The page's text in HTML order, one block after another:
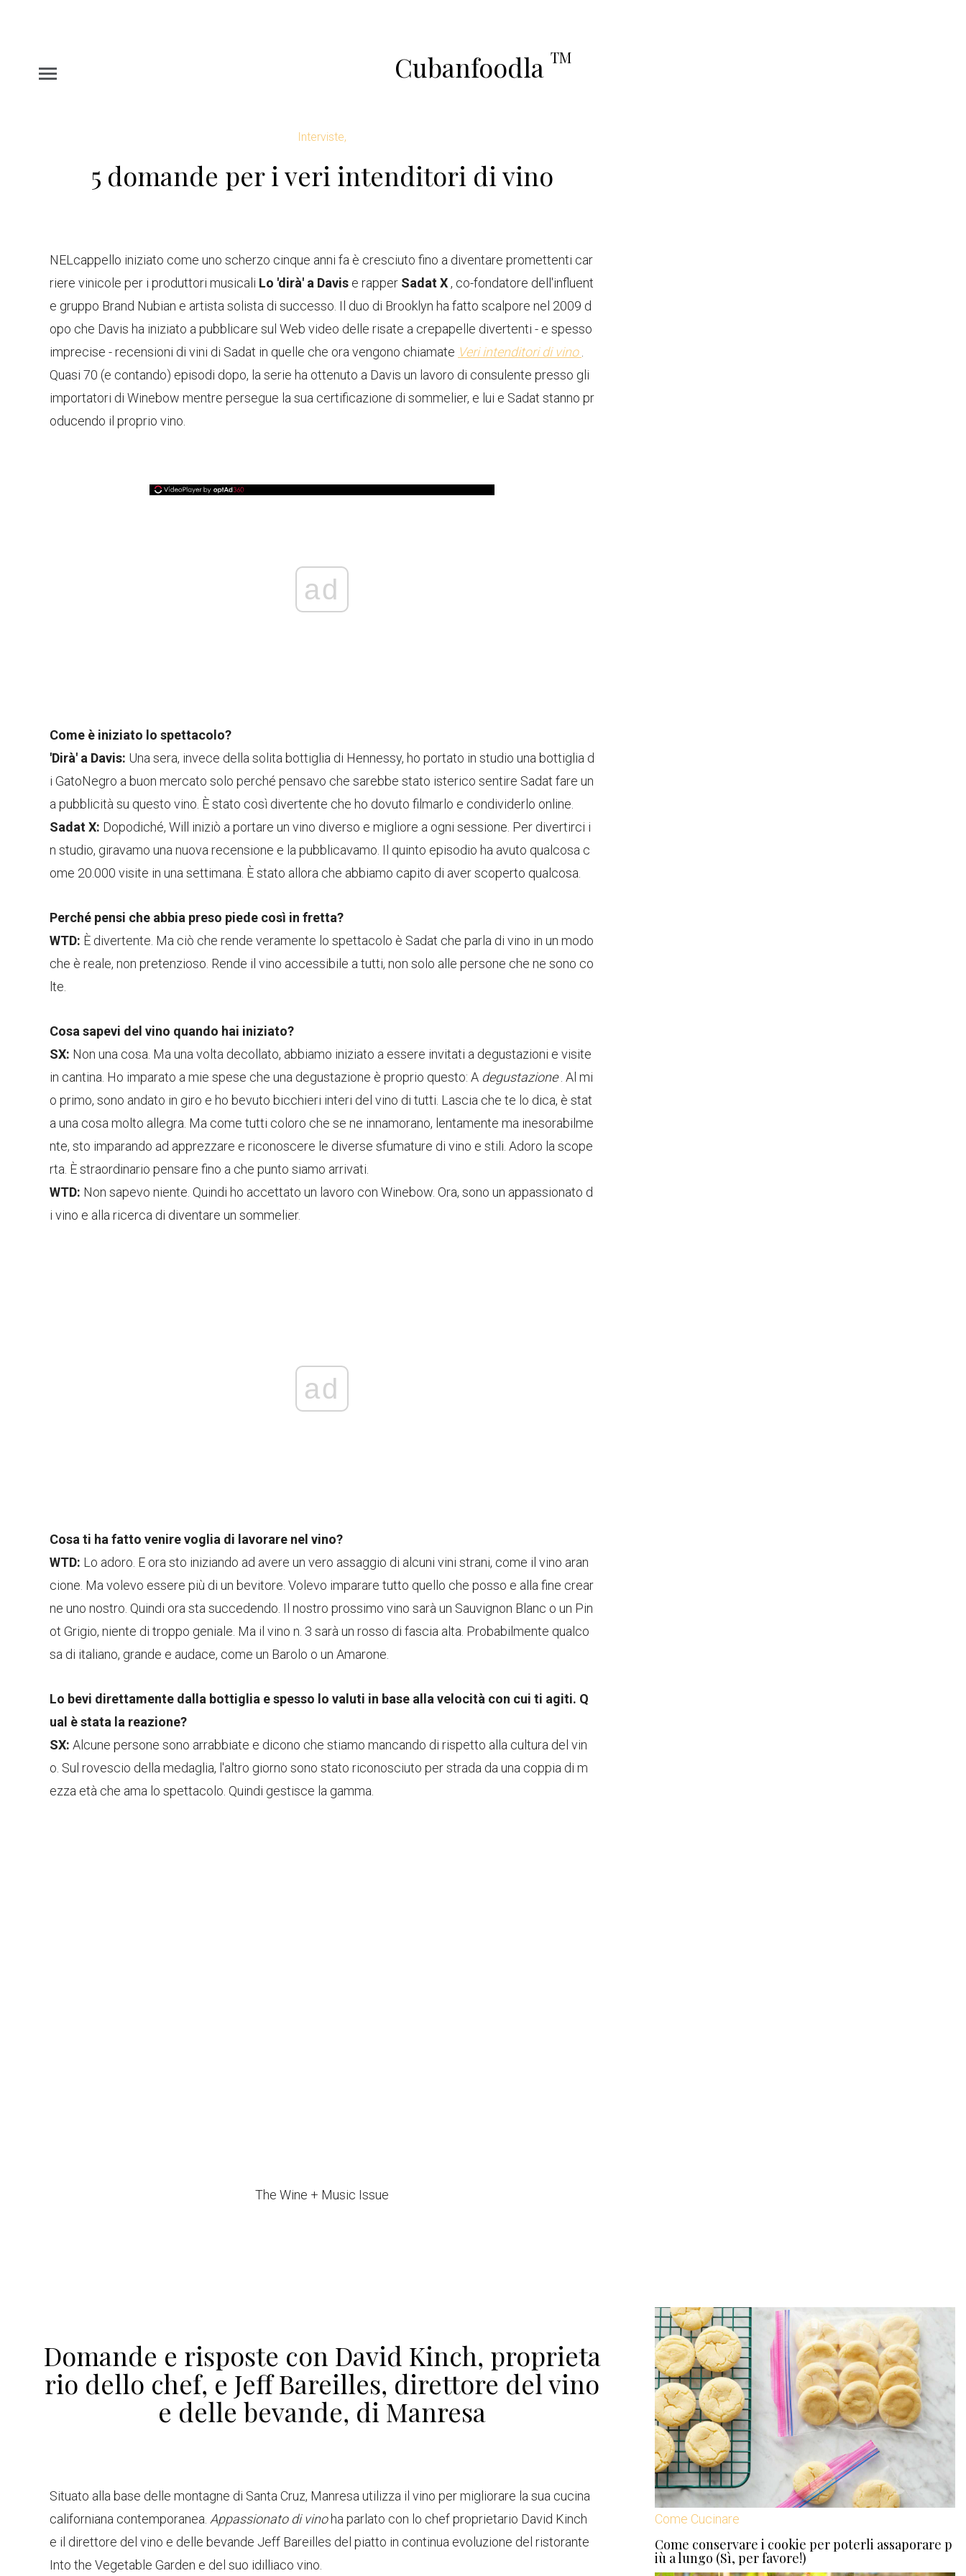
Cubanfoodla TM
Interviste,
5 domande per i veri intenditori di vino
NEL cappello iniziato come uno scherzo cinque anni fa è cresciuto fino a diventare promettenti car
riere vinicole per i produttori musicali Lo 'dirà' a Davis e rapper Sadat X, co-fondatore dell'influent
e gruppo Brand Nubian e artista solista di successo. Il duo di Brooklyn ha fatto scalpore nel 2009 d
opo che Davis ha iniziato a pubblicare sul Web video delle risate a crepapelle divertenti - e spesso
imprecise - recensioni di vini di Sadat in quelle che ora vengono chiamate Veri intenditori di vino
Quasi 70 (e contando) episodi dopo, la serie ha ottenuto a Davis un lavoro di consulente presso gli
importatori di Winebow mentre persegue la sua certificazione di sommelier, e lui e Sadat stanno pr
oducendo il proprio vino.
ad
Come è iniziato lo spettacolo?
'Dirà' a Davis: Una sera, invece della solita bottiglia di Hennessy, ho portato in studio una bottiglia d
i GatoNegro a buon mercato solo perché pensavo che sarebbe stato isterico sentire Sadat fare un
a pubblicità su questo vino. È stato così divertente che ho dovuto filmarlo e condividerlo online.
Sadat X: Dopodiché, Will iniziò a portare un vino diverso e migliore a ogni sessione. Per divertirci i
n studio, giravamo una nuova recensione e la pubblicavamo. Il quinto episodio ha avuto qualcosa c
ome 20.000 visite in una settimana. È stato allora che abbiamo capito di aver scoperto qualcosa.
Perché pensi che abbia preso piede così in fretta?
WTD: È divertente. Ma ciò che rende veramente lo spettacolo è Sadat che parla di vino in un modo
che è reale, non pretenzioso. Rende il vino accessibile a tutti, non solo alle persone che ne sono co
lte.
Cosa sapevi del vino quando hai iniziato?
SX: Non una cosa. Ma una volta decollato, abbiamo iniziato a essere invitati a degustazioni e visite
in cantina. Ho imparato a mie spese che una degustazione è proprio questo: A degustazione. Al mi
o primo, sono andato in giro e ho bevuto bicchieri interi del vino di tutti. Lascia che te lo dica, è stat
a una cosa molto allegra. Ma come tutti coloro che se ne innamorano, lentamente ma inesorabilme
nte, sto imparando ad apprezzare e riconoscere le diverse sfumature di vino e stili. Adoro la scope
rta. È straordinario pensare fino a che punto siamo arrivati.
WTD: Non sapevo niente. Quindi ho accettato un lavoro con Winebow. Ora, sono un appassionato d
i vino e alla ricerca di diventare un sommelier.
ad
Cosa ti ha fatto venire voglia di lavorare nel vino?
WTD: Lo adoro. E ora sto iniziando ad avere un vero assaggio di alcuni vini strani, come il vino aran
cione. Ma volevo essere più di un bevitore. Volevo imparare tutto quello che posso e alla fine crear
ne uno nostro. Quindi ora sta succedendo. Il nostro prossimo vino sarà un Sauvignon Blanc o un Pin
ot Grigio, niente di troppo geniale. Ma il vino n. 3 sarà un rosso di fascia alta. Probabilmente qualco
sa di italiano, grande e audace, come un Barolo o un Amarone.
Lo bevi direttamente dalla bottiglia e spesso lo valuti in base alla velocità con cui ti agiti. Q
ual è stata la reazione?
SX: Alcune persone sono arrabbiate e dicono che stiamo mancando di rispetto alla cultura del vin
o. Sul rovescio della medaglia, l'altro giorno sono stato riconosciuto per strada da una coppia di m
ezza età che ama lo spettacolo. Quindi gestisce la gamma.
The Wine + Music Issue
Domande e risposte con David Kinch, proprieta
rio dello chef, e Jeff Bareilles, direttore del vino
e delle bevande, di Manresa
Situato alla base delle montagne di Santa Cruz, Manresa utilizza il vino per migliorare la sua cucina
californiana contemporanea. Appassionato di vinoha parlato con lo chef proprietario David Kinch
e il direttore del vino e delle bevande Jeff Bareilles del piatto in continua evoluzione del ristorante
Into the Vegetable Garden e del suo idilliaco vino.
Come Cucinare
Come conservare i cookie per poterli assaporare p
iù a lungo (Sì, per favore!)